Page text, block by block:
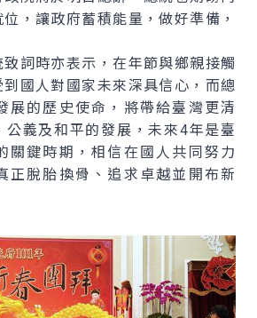
，讓政府蓄積能量，做好準備，
時亦表示，在年節與鄉親接觸
國人對國家未來深具信心，而總
展的歷史使命，將帶給臺灣更清
公義及和平的發展，未來4年是臺
關鍵時期，相信在國人共同努力
正脫胎換骨、追求卓越並開布新